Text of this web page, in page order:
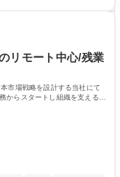
週休2日
強く業務に取り組める
期限を意識したスケジュ
門、コーポレート部門）
リモート中心/残業
市場戦略を設計する当社にて
からスタートし組織を支える専